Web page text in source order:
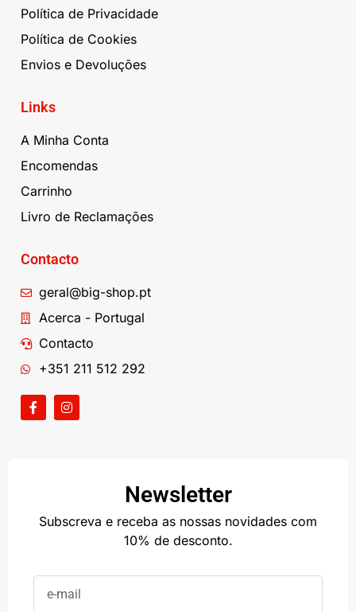
Política de Privacidade
Política de Cookies
Envios e Devoluções
Links
A Minha Conta
Encomendas
Carrinho
Livro de Reclamações
Contacto
geral@big-shop.pt
Acerca - Portugal
Contacto
+351 211 512 292
Newsletter
Subscreva e receba as nossas novidades com
10% de desconto.